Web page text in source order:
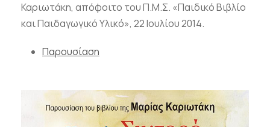
Καριωτάκη, απόφοιτο του Π.Μ.Σ. «Παιδικό Βιβλίο
και Παιδαγωγικό Υλικό», 22 Ιουλίου 2014.
Παρουσίαση